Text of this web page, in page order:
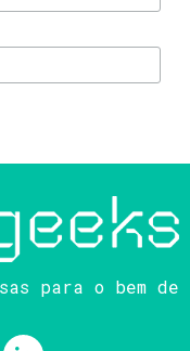
para o bem de